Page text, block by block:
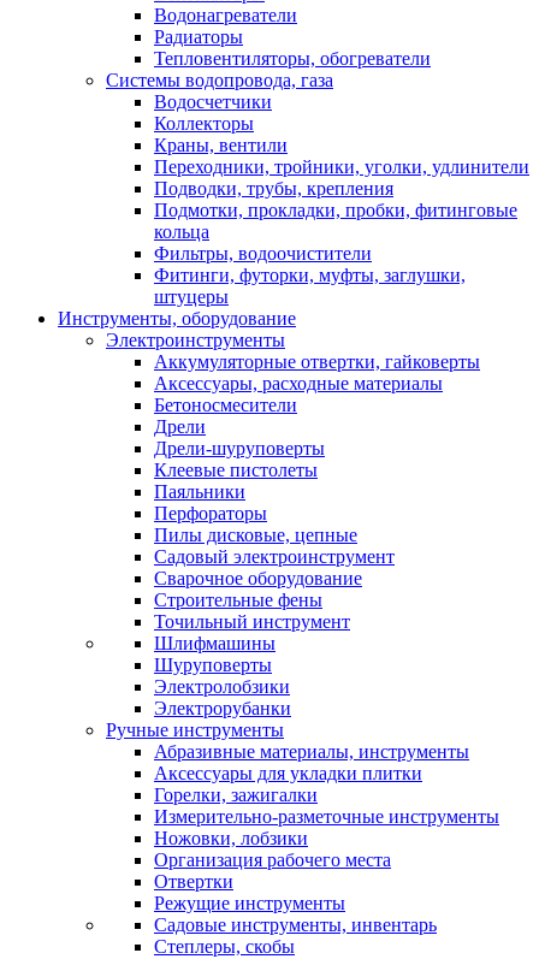
Водонагреватели
Радиаторы
Тепловентиляторы, обогреватели
Системы водопровода, газа
Водосчетчики
Коллекторы
Краны, вентили
Переходники, тройники, уголки, удлинители
Подводки, трубы, крепления
Подмотки, прокладки, пробки, фитинговые
кольца
Фильтры, водоочистители
Фитинги, футорки, муфты, заглушки,
штуцеры
Инструменты, оборудование
Электроинструменты
Аккумуляторные отвертки, гайковерты
Аксессуары, расходные материалы
Бетоносмесители
Дрели
Дрели-шуруповерты
Клеевые пистолеты
Паяльники
Перфораторы
Пилы дисковые, цепные
Садовый электроинструмент
Сварочное оборудование
Строительные фены
Точильный инструмент
Шлифмашины
Шуруповерты
Электролобзики
Электрорубанки
Ручные инструменты
Абразивные материалы, инструменты
Аксессуары для укладки плитки
Горелки, зажигалки
Измерительно-разметочные инструменты
Ножовки, лобзики
Организация рабочего места
Отвертки
Режущие инструменты
Садовые инструменты, инвентарь
Степлеры, скобы